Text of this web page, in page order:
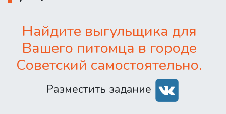
Найдите выгульщика для
Вашего питомца в городе
Советский самостоятельно.
Разместить задание